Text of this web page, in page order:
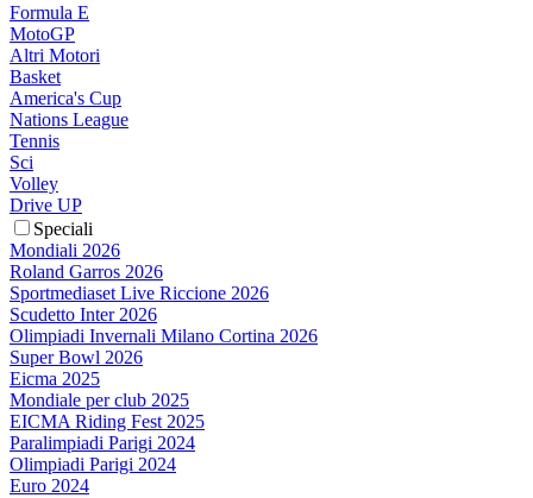
Formula E
MotoGP
Altri Motori
Basket
America's Cup
Nations League
Tennis
Sci
Volley
Drive UP
Speciali
Mondiali 2026
Roland Garros 2026
Sportmediaset Live Riccione 2026
Scudetto Inter 2026
Olimpiadi Invernali Milano Cortina 2026
Super Bowl 2026
Eicma 2025
Mondiale per club 2025
EICMA Riding Fest 2025
Paralimpiadi Parigi 2024
Olimpiadi Parigi 2024
Euro 2024